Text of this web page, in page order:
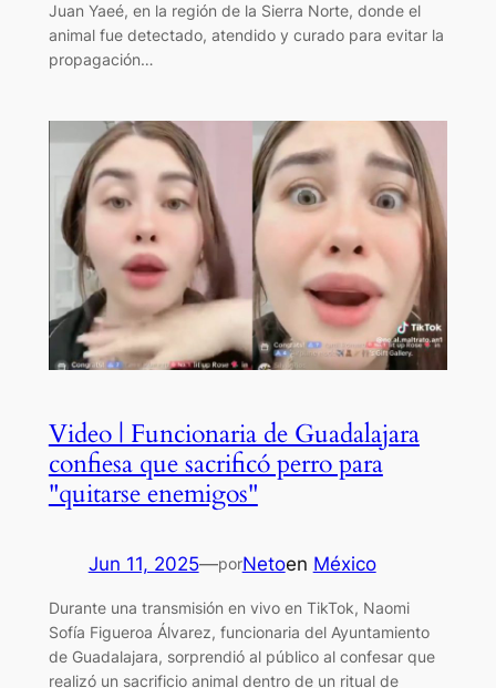
Juan Yaeé, en la región de la Sierra Norte, donde el
animal fue detectado, atendido y curado para evitar la
propagación…
Video | Funcionaria de Guadalajara
confiesa que sacrificó perro para
"quitarse enemigos"
Jun 11, 2025—porNetoen México
Durante una transmisión en vivo en TikTok, Naomi
Sofía Figueroa Álvarez, funcionaria del Ayuntamiento
de Guadalajara, sorprendió al público al confesar que
realizó un sacrificio animal dentro de un ritual de